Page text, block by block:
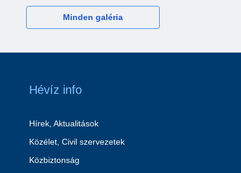
Minden galéria
Hévíz info
Hírek, Aktualitások
Közélet, Civil szervezetek
Közbiztonság